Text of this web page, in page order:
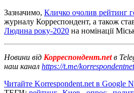
Зазначимо, Кличко очолив рейтинг
журналу Корреспондент, а також
Людина року-2020 на номінації
Новини від Корреспондент.netв
наш канал https://t.me/korrespondentnet
Читайте Korrespondent.net в Google